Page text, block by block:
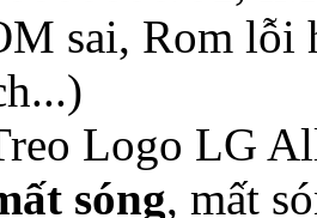
sai, Rom lỗi
Logo LG
sóng, mất